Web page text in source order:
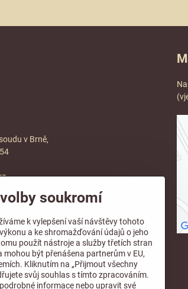
v Brně,
sítě!
soukromí
k vylepšení vaší návštěvy tohoto
a ke shromažďování údajů o jeho
použít nástroje a služby třetích stran
být přenášena partnerům v EU,
Kliknutím na „Přijmout všechny
svůj souhlas s tímto zpracováním.
informace nebo upravit své